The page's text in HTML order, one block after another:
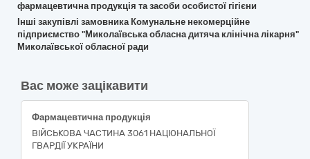
фармацевтична продукція та засоби особистої гігієни
Інші закупівлі замовника Комунальне некомерційне
підприємство "Миколаївська обласна дитяча клінічна лікарня"
Миколаївської обласної ради
Вас може зацікавити
Фармацевтична продукція
ВІЙСЬКОВА ЧАСТИНА 3061 НАЦІОНАЛЬНОЇ
ГВАРДІЇ УКРАЇНИ